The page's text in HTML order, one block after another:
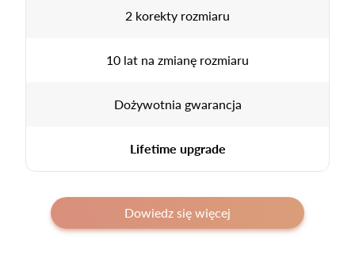
2 korekty rozmiaru
10 lat na zmianę rozmiaru
Dożywotnia gwarancja
Lifetime upgrade
Dowiedz się więcej